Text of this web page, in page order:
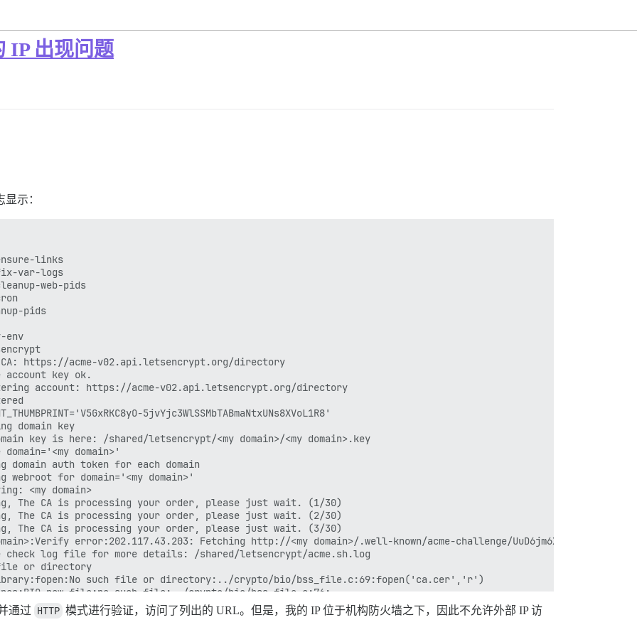
IP 出现问题
示：
links
var-logs
web-pids
pids
CA: https://acme-v02.api.letsencrypt.org/directory
account key ok.
account: https://acme-v02.api.letsencrypt.org/directory
5jvYjc3WlSSMbTABmaNtxUNs8XVoL1R8'
domain key
key is here: /shared/letsencrypt/<my domain>/<my domain>.key
domain>'
domain auth token for each domain
webroot for domain='<my domain>'
<my domain>
The CA is processing your order, please just wait. (1/30)
The CA is processing your order, please just wait. (2/30)
The CA is processing your order, please just wait. (3/30)
error:202.117.43.203: Fetching http://<my domain>/.well-known/acme-challenge/
check log file for more details: /shared/letsencrypt/acme.sh.log
file or directory
library:fopen:No such file or directory:../crypto/bio/bss_file.c:69:fopen('ca.cer','r')
such file:../crypto/bio/bss_file.c:76:
通过 HTTP 模式进行验证，访问了列出的 URL。但是，我的 IP 位于机构防火墙之下，因此不允许外部 IP 访